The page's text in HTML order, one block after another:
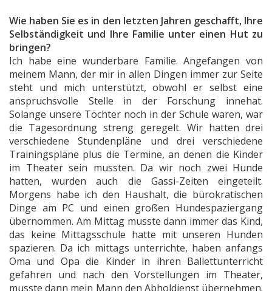
Wie haben Sie es in den letzten Jahren geschafft, Ihre
Selbständigkeit und Ihre Familie unter einen Hut zu
bringen?
Ich habe eine wunderbare Familie. Angefangen von
meinem Mann, der mir in allen Dingen immer zur Seite
steht und mich unterstützt, obwohl er selbst eine
anspruchsvolle Stelle in der Forschung innehat.
Solange unsere Töchter noch in der Schule waren, war
die Tagesordnung streng geregelt. Wir hatten drei
verschiedene Stundenpläne und drei verschiedene
Trainingspläne plus die Termine, an denen die Kinder
im Theater sein mussten. Da wir noch zwei Hunde
hatten, wurden auch die Gassi-Zeiten eingeteilt.
Morgens habe ich den Haushalt, die bürokratischen
Dinge am PC und einen großen Hundespaziergang
übernommen. Am Mittag musste dann immer das Kind,
das keine Mittagsschule hatte mit unseren Hunden
spazieren. Da ich mittags unterrichte, haben anfangs
Oma und Opa die Kinder in ihren Ballettunterricht
gefahren und nach den Vorstellungen im Theater,
musste dann mein Mann den Abholdienst übernehmen.